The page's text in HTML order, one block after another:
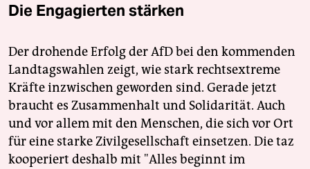
Die Engagierten stärken
Der drohende Erfolg der AfD bei den kommenden
Landtagswahlen zeigt, wie stark rechtsextreme
Kräfte inzwischen geworden sind. Gerade jetzt
braucht es Zusammenhalt und Solidarität. Auch
und vor allem mit den Menschen, die sich vor Ort
für eine starke Zivilgesellschaft einsetzen. Die taz
kooperiert deshalb mit "Alles beginnt im